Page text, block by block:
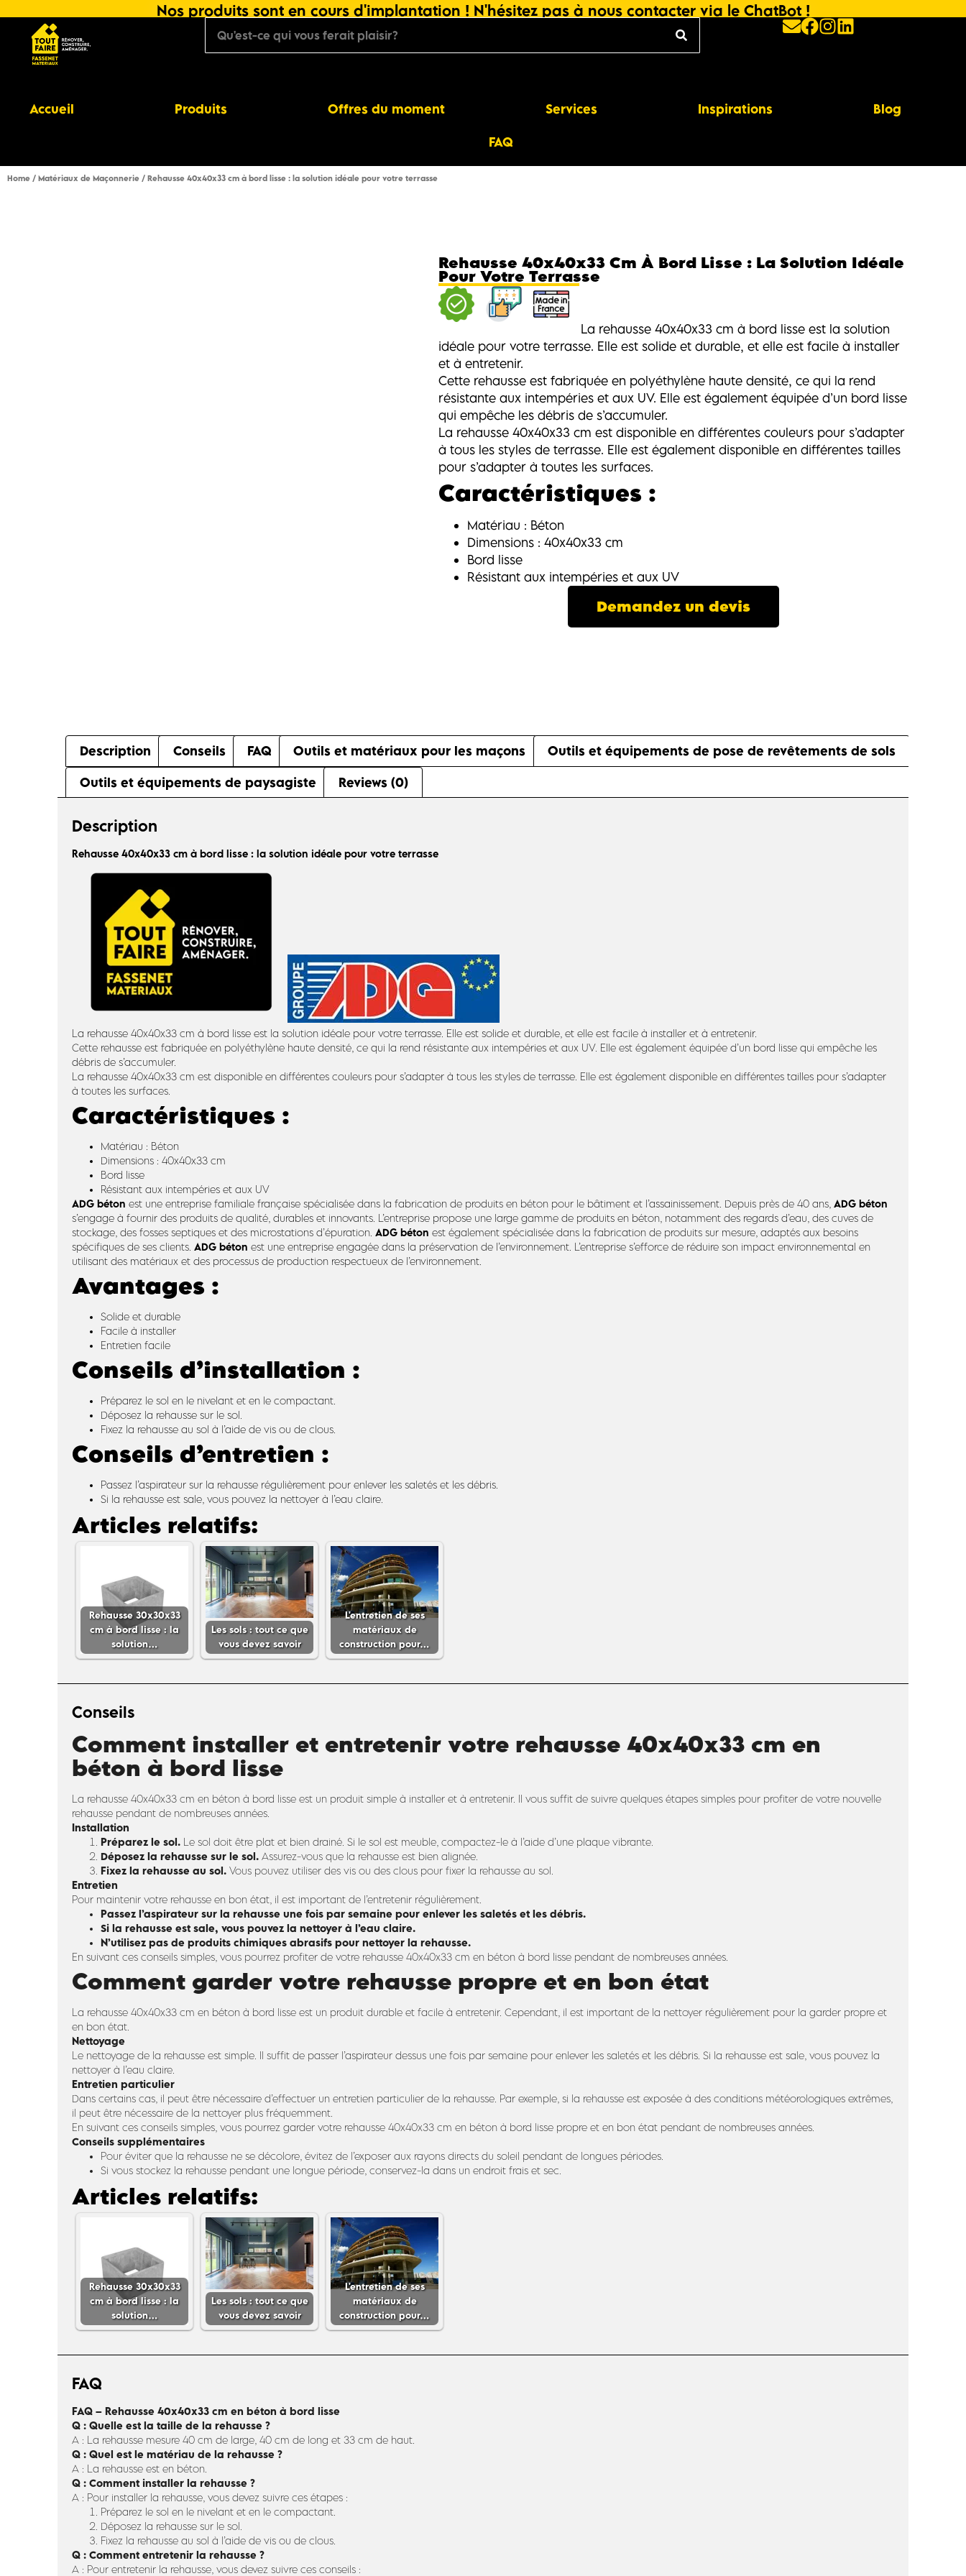
Nos produits sont en cours d'implantation ! N'hésitez pas à nous contacter via le ChatBot !
Accueil Produits Offres du moment Services Inspirations Blog
FAQ
Home / Matériaux de Maçonnerie / Rehausse 40x40x33 cm à bord lisse : la solution idéale pour votre terrasse
Rehausse 40x40x33 Cm À Bord Lisse : La Solution Idéale
Pour Votre Terrasse
La rehausse 40x40x33 cm à bord lisse est la solution
idéale pour votre terrasse. Elle est solide et durable, et elle est facile à installer
et à entretenir.
Cette rehausse est fabriquée en polyéthylène haute densité, ce qui la rend
résistante aux intempéries et aux UV. Elle est également équipée d’un bord lisse
qui empêche les débris de s’accumuler.
La rehausse 40x40x33 cm est disponible en différentes couleurs pour s’adapter
à tous les styles de terrasse. Elle est également disponible en différentes tailles
pour s’adapter à toutes les surfaces.
Caractéristiques :
Matériau : Béton
Dimensions : 40x40x33 cm
Bord lisse
Résistant aux intempéries et aux UV
Demandez un devis
Description Conseils FAQ Outils et matériaux pour les maçons
Outils et équipements de pose de revêtements de sols
Outils et équipements de paysagiste
Reviews (0)
Description
Rehausse 40x40x33 cm à bord lisse : la solution idéale pour votre terrasse
La rehausse 40x40x33 cm à bord lisse est la solution idéale pour votre terrasse. Elle est solide et durable, et elle est facile à installer et à entretenir.
Cette rehausse est fabriquée en polyéthylène haute densité, ce qui la rend résistante aux intempéries et aux UV. Elle est également équipée d’un bord lisse qui empêche les
débris de s’accumuler.
La rehausse 40x40x33 cm est disponible en différentes couleurs pour s’adapter à tous les styles de terrasse. Elle est également disponible en différentes tailles pour s’adapter
à toutes les surfaces.
Caractéristiques :
Matériau : Béton
Dimensions : 40x40x33 cm
Bord lisse
Résistant aux intempéries et aux UV
ADG béton est une entreprise familiale française spécialisée dans la fabrication de produits en béton pour le bâtiment et l’assainissement. Depuis près de 40 ans, ADG béton
s’engage à fournir des produits de qualité, durables et innovants. L’entreprise propose une large gamme de produits en béton, notamment des regards d’eau, des cuves de
stockage, des fosses septiques et des microstations d’épuration. ADG béton est également spécialisée dans la fabrication de produits sur mesure, adaptés aux besoins
spécifiques de ses clients. ADG béton est une entreprise engagée dans la préservation de l’environnement. L’entreprise s’efforce de réduire son impact environnemental en
utilisant des matériaux et des processus de production respectueux de l’environnement.
Avantages :
Solide et durable
Facile à installer
Entretien facile
Conseils d’installation :
Préparez le sol en le nivelant et en le compactant.
Déposez la rehausse sur le sol.
Fixez la rehausse au sol à l’aide de vis ou de clous.
Conseils d’entretien :
Passez l’aspirateur sur la rehausse régulièrement pour enlever les saletés et les débris.
Si la rehausse est sale, vous pouvez la nettoyer à l’eau claire.
Articles relatifs:
Rehausse 30x30x33
cm à bord lisse : la
solution…
Les sols : tout ce que
vous devez savoir
L'entretien de ses
matériaux de
construction pour…
Conseils
Comment installer et entretenir votre rehausse 40x40x33 cm en
béton à bord lisse
La rehausse 40x40x33 cm en béton à bord lisse est un produit simple à installer et à entretenir. Il vous suffit de suivre quelques étapes simples pour profiter de votre nouvelle
rehausse pendant de nombreuses années.
Installation
Préparez le sol. Le sol doit être plat et bien drainé. Si le sol est meuble, compactez-le à l’aide d’une plaque vibrante.
Déposez la rehausse sur le sol. Assurez-vous que la rehausse est bien alignée.
Fixez la rehausse au sol. Vous pouvez utiliser des vis ou des clous pour fixer la rehausse au sol.
Entretien
Pour maintenir votre rehausse en bon état, il est important de l’entretenir régulièrement.
Passez l’aspirateur sur la rehausse une fois par semaine pour enlever les saletés et les débris.
Si la rehausse est sale, vous pouvez la nettoyer à l’eau claire.
N’utilisez pas de produits chimiques abrasifs pour nettoyer la rehausse.
En suivant ces conseils simples, vous pourrez profiter de votre rehausse 40x40x33 cm en béton à bord lisse pendant de nombreuses années.
Comment garder votre rehausse propre et en bon état
La rehausse 40x40x33 cm en béton à bord lisse est un produit durable et facile à entretenir. Cependant, il est important de la nettoyer régulièrement pour la garder propre et
en bon état.
Nettoyage
Le nettoyage de la rehausse est simple. Il suffit de passer l’aspirateur dessus une fois par semaine pour enlever les saletés et les débris. Si la rehausse est sale, vous pouvez la
nettoyer à l’eau claire.
Entretien particulier
Dans certains cas, il peut être nécessaire d’effectuer un entretien particulier de la rehausse. Par exemple, si la rehausse est exposée à des conditions météorologiques extrêmes,
il peut être nécessaire de la nettoyer plus fréquemment.
En suivant ces conseils simples, vous pourrez garder votre rehausse 40x40x33 cm en béton à bord lisse propre et en bon état pendant de nombreuses années.
Conseils supplémentaires
Pour éviter que la rehausse ne se décolore, évitez de l’exposer aux rayons directs du soleil pendant de longues périodes.
Si vous stockez la rehausse pendant une longue période, conservez-la dans un endroit frais et sec.
Articles relatifs:
Rehausse 30x30x33
cm à bord lisse : la
solution…
Les sols : tout ce que
vous devez savoir
L'entretien de ses
matériaux de
construction pour…
FAQ
FAQ – Rehausse 40x40x33 cm en béton à bord lisse
Q : Quelle est la taille de la rehausse ?
A : La rehausse mesure 40 cm de large, 40 cm de long et 33 cm de haut.
Q : Quel est le matériau de la rehausse ?
A : La rehausse est en béton.
Q : Comment installer la rehausse ?
A : Pour installer la rehausse, vous devez suivre ces étapes :
Préparez le sol en le nivelant et en le compactant.
Déposez la rehausse sur le sol.
Fixez la rehausse au sol à l’aide de vis ou de clous.
Q : Comment entretenir la rehausse ?
A : Pour entretenir la rehausse, vous devez suivre ces conseils :